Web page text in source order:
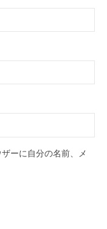
ーに自分の名前、メ